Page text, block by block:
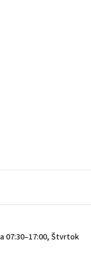
07:30–17:00, Štvrtok